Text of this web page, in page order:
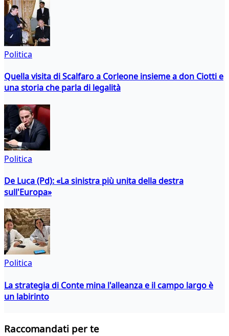
Politica
Quella visita di Scalfaro a Corleone insieme a don Ciotti e
una storia che parla di legalità
Politica
De Luca (Pd): «La sinistra più unita della destra
sull'Europa»
Politica
La strategia di Conte mina l'alleanza e il campo largo è
un labirinto
Raccomandati per te